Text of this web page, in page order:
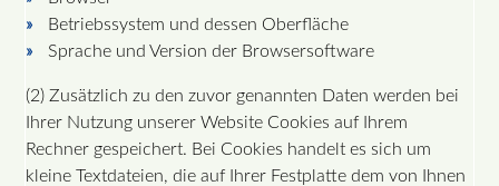
Betriebssystem und dessen Oberfläche
Sprache und Version der Browsersoftware
(2) Zusätzlich zu den zuvor genannten Daten werden bei
Ihrer Nutzung unserer Website Cookies auf Ihrem
Rechner gespeichert. Bei Cookies handelt es sich um
kleine Textdateien, die auf Ihrer Festplatte dem von Ihnen